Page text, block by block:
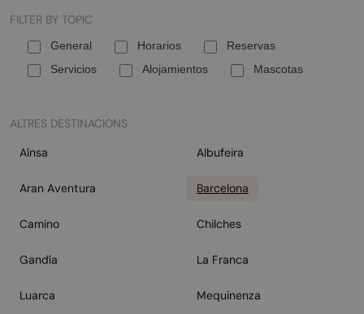
FILTER BY TOPIC
General Horarios
Reservas
Servicios
Alojamientos Mascotas
ALTRES DESTINACIONS
Aínsa
Albufeira
Aran Aventura Barcelona
Camino Chilches
Gandía La Franca
Luarca Mequinenza